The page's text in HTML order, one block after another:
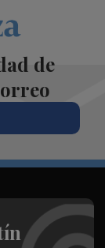
de